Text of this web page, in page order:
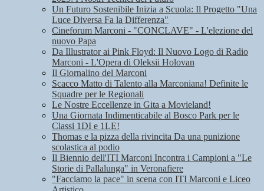
Un Futuro Sostenibile Inizia a Scuola: Il Progetto "Una
Luce Diversa Fa la Differenza"
Cineforum Marconi - "CONCLAVE" - L'elezione del
nuovo Papa
Da Illustrator ai Pink Floyd: Il Nuovo Logo di Radio
Marconi - L'Opera di Oleksii Holovan
Il Giornalino del Marconi
Scacco Matto di Talento alla Marconiana! Definite le
Squadre per le Regionali
Le Nostre Eccellenze in Gita a Movieland!
Una Giornata Indimenticabile al Bosco Park per le
Classi 1DI e 1LE!
Thomas e la pizza della rivincita Da una punizione
scolastica al podio
Il Biennio dell'ITI Marconi Incontra i Campioni a "Le
Storie di Pallalunga" in Veronafiere
"Facciamo la pace" in scena con ITI Marconi e Liceo